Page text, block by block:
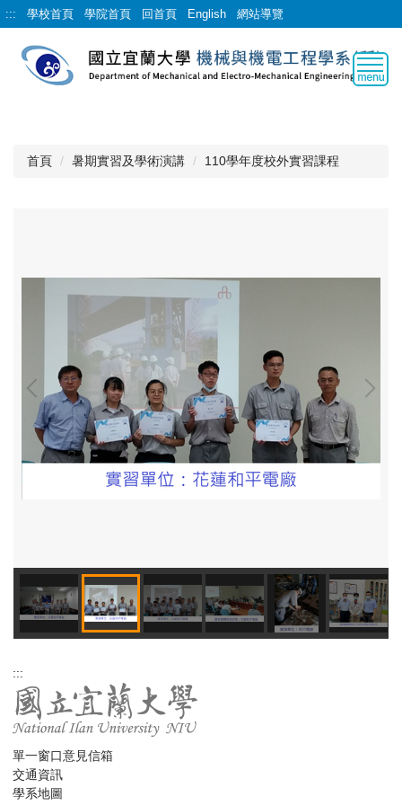
跳
到
::: 學校首頁 學院首頁 回首頁 English 網站導覽
首頁 暑期實習及學術演講 110學年度校外實習課程
:::
單一窗口意見信箱
交通資訊
學系地圖